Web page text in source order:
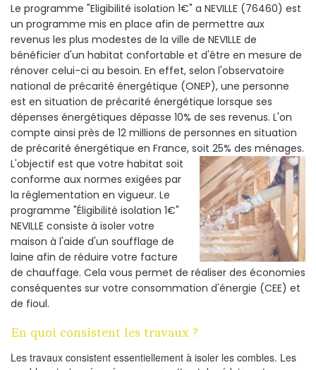
Le programme "Eligibilité isolation 1€" a NEVILLE (76460) est
un programme mis en place afin de permettre aux
revenus les plus modestes de la ville de NEVILLE de
bénéficier d'un habitat confortable et d'être en mesure de
rénover celui-ci au besoin. En effet, selon l'observatoire
national de précarité énergétique (ONEP), une personne
est en situation de précarité énergétique lorsque ses
dépenses énergétiques dépasse 10% de ses revenus. L'on
compte ainsi près de 12 millions de personnes en situation
de précarité énergétique en France, soit 25% des ménages.
L'objectif est que votre habitat soit
conforme aux normes exigées par
la réglementation en vigueur. Le
programme "Éligibilité isolation 1€"
NEVILLE consiste à isoler votre
maison à l'aide d'un soufflage de
laine afin de réduire votre facture
de chauffage. Cela vous permet de réaliser des économies
conséquentes sur votre consommation d'énergie (CEE) et
de fioul.
En quoi consistent les travaux ?
Les travaux consistent essentiellement à isoler les combles. Les